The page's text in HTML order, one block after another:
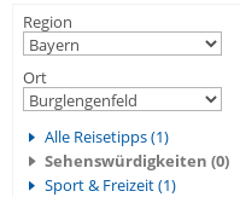
Region
Ort
Alle Reisetipps (1)
Sehenswürdigkeiten (0)
Sport & Freizeit (1)